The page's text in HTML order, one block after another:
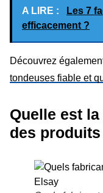
A LIRE :
Les 7
efficacement ?
Découvrez
tondeuses fiable et
Quelle est
des